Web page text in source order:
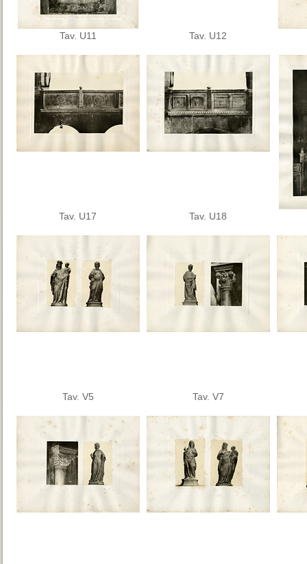
Tav. U11 Tav. U12
Tav. U17 Tav. U18
Tav. V5 Tav. V7